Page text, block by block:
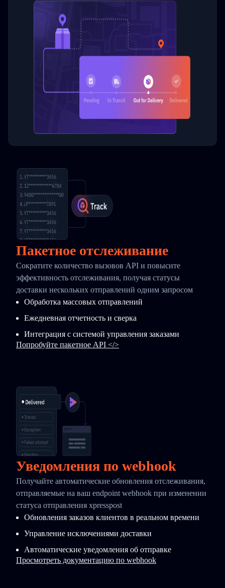
Пакетное отслеживание
Сократите количество вызовов API и повысите
эффективность отслеживания, получая статусы
доставки нескольких отправлений одним запросом
Обработка массовых отправлений
Ежедневная отчетность и сверка
Интеграция с системой управления заказами
Попробуйте пакетное API </>
Уведомления по webhook
Получайте автоматические обновления отслеживания,
отправляемые на ваш endpoint webhook при изменении
статуса отправления xpresspost
Обновления заказов клиентов в реальном времени
Управление исключениями доставки
Автоматические уведомления об отправке
Просмотреть документацию по webhook